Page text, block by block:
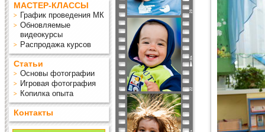
МАСТЕР-КЛАССЫ
График проведения МК
Обновляемые
видеокурсы
Распродажа курсов
Статьи
Основы фотографии
Игровая фотография
Копилка опыта
Контакты